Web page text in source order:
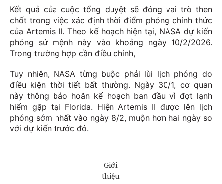
Kết quả của cuộc tổng duyệt sẽ đóng vai trò then
chốt trong việc xác định thời điểm phóng chính thức
của Artemis II. Theo kế hoạch hiện tại, NASA dự kiến
phóng sứ mệnh này vào khoảng ngày 10/2/2026.
Trong trường hợp cần điều chỉnh,
Tuy nhiên, NASA từng buộc phải lùi lịch phóng do
điều kiện thời tiết bất thường. Ngày 30/1, cơ quan
này thông báo hoãn kế hoạch ban đầu vì đợt lạnh
hiếm gặp tại Florida. Hiện Artemis II được lên lịch
phóng sớm nhất vào ngày 8/2, muộn hơn hai ngày so
với dự kiến trước đó.